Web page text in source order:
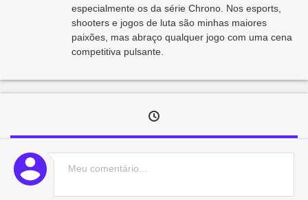
especialmente os da série Chrono. Nos esports,
shooters e jogos de luta são minhas maiores
paixões, mas abraço qualquer jogo com uma cena
competitiva pulsante.